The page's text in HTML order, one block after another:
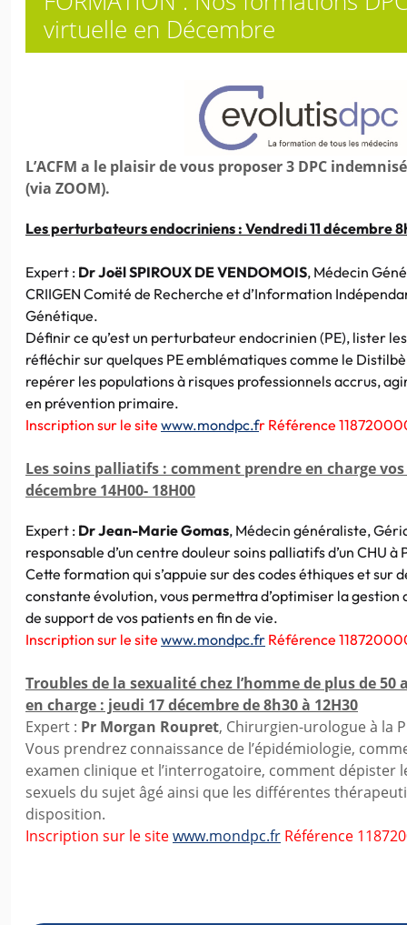
virtuelle en Décembre
L’ACFM a le plaisir de vous proposer 3 DPC
(via ZOOM).
Les perturbateurs endocriniens : Vendredi 11 décembre
Expert : Dr Joël SPIROUX DE VENDOMOIS, Médecin
CRIIGEN Comité de Recherche et d’Information
Génétique.
Définir ce qu’est un perturbateur endocrinien (PE), lister
réfléchir sur quelques PE emblématiques comme le
repérer les populations à risques professionnels accrus,
en prévention primaire.
Inscription sur le site www.mondpc.fr Référence
Les soins palliatifs : comment prendre en charge
décembre 14H00- 18H00
Expert : Dr Jean-Marie Gomas, Médecin généraliste,
responsable d’un centre douleur soins palliatifs d’un CHU à
Cette formation qui s’appuie sur des codes éthiques et sur
constante évolution, vous permettra d’optimiser la gestion
de support de vos patients en fin de vie.
Inscription sur le site www.mondpc.fr Référence
Troubles de la sexualité chez l’homme de plus de 50
en charge : jeudi 17 décembre de 8h30 à 12H30
Expert : Pr Morgan Roupret, Chirurgien-urologue à la
Vous prendrez connaissance de l’épidémiologie,
examen clinique et l’interrogatoire, comment dépister
sexuels du sujet âgé ainsi que les différentes
disposition.
Inscription sur le sitewww.mondpc.fr Référence